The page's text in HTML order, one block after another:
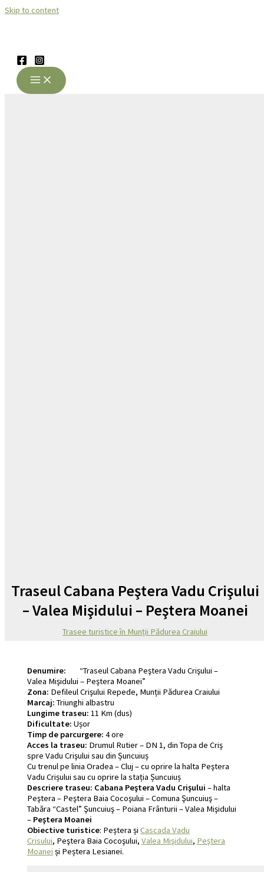
Skip to content
Traseul Cabana Peştera Vadu Crişului
– Valea Mişidului – Peştera Moanei
Trasee turistice în Munții Pădurea Craiului
Denumire:
“Traseul Cabana Peştera Vadu Crişului –
Valea Mişidului – Peştera Moanei”
Zona: Defileul Crişului Repede, Munții Pădurea Craiului
Marcaj: Triunghi albastru
Lungime traseu: 11 Km (dus)
Dificultate: Ușor
Timp de parcurgere: 4 ore
Acces la traseu: Drumul Rutier – DN 1, din Topa de Criş
spre Vadu Crişului sau din Șuncuiuș
Cu trenul pe linia Oradea – Cluj – cu oprire la halta Peştera
Vadu Crișului sau cu oprire la stația Șuncuiuș
Descriere traseu: Cabana Peştera Vadu Crişului – halta
Peştera – Peştera Baia Cocoşului – Comuna Şuncuiuş –
Tabăra “Castel” Şuncuiuş – Poiana Frânturii – Valea Mişidului
– Peştera Moanei
Obiective turistice: Peștera și Cascada Vadu
Crisului, Peştera Baia Cocoşului, Valea Mişidului, Peştera
Moanei și Peștera Lesianei.